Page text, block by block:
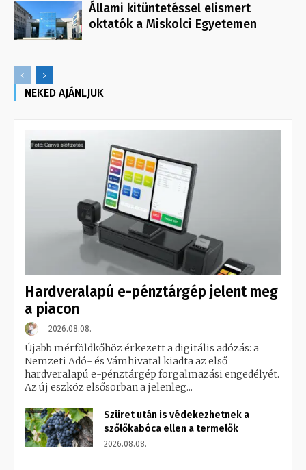
Állami kitüntetéssel elismert
oktatók a Miskolci Egyetemen
NEKED AJÁNLJUK
Hardveralapú e-pénztárgép jelent meg
a piacon
2026.08.08.
Újabb mérföldkőhöz érkezett a digitális adózás: a
Nemzeti Adó- és Vámhivatal kiadta az első
hardveralapú e-pénztárgép forgalmazási engedélyét.
Az új eszköz elsősorban a jelenleg...
Szüret után is védekezhetnek a
szőlőkabóca ellen a termelők
2026.08.08.